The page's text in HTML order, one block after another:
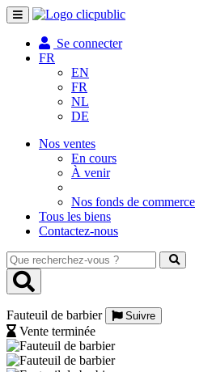
Toggle
navigation
Se connecter
FR
EN
FR
NL
DE
Nos ventes
En cours
À venir
Nos fonds de commerce
Tous les biens
Contactez-nous
Que
recherchez-
vous
Fauteuil de barbier
Suivre
Vente terminée